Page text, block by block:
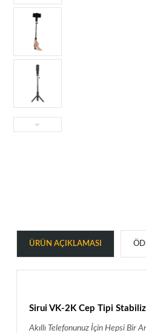
ÜRÜN AÇIKLAMASI
Sirui VK-2K Cep Tipi
Akıllı Telefonunuz İçin Hepsi Bir